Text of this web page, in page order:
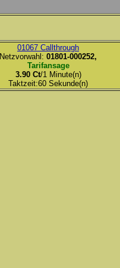
01067 Callthrough
Netzvorwahl: 01801-000252,
Tarifansage
3.90 Ct/1 Minute(n)
Taktzeit:60 Sekunde(n)